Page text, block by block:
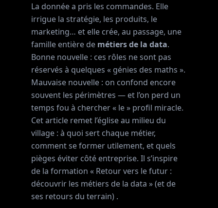
La donnée a pris les commandes. Elle
irrigue la stratégie, les produits, le
marketing… et elle crée, au passage, une
famille entière de métiers de la data.
Bonne nouvelle : ces rôles ne sont pas
réservés à quelques « génies des maths ».
Mauvaise nouvelle : on confond encore
souvent les périmètres — et l’on perd un
temps fou à chercher « le » profil miracle.
Cet article remet l’église au milieu du
village : à quoi sert chaque métier,
comment se former utilement, et quels
pièges éviter côté entreprise. Il s’inspire
de la formation « Retour vers le futur :
découvrir les métiers de la data » (et de
ses retours du terrain) .